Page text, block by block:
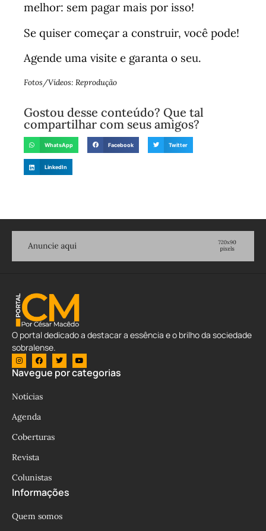
melhor: sem pagar mais por isso!
Se quiser começar a construir, você pode!
Agende uma visite e garanta o seu.
Fotos/Vídeos: Reprodução
Gostou desse conteúdo? Que tal
compartilhar com seus amigos?
WhatsApp Facebook Twitter
LinkedIn
O portal dedicado a destacar a essência e o brilho da sociedade
sobralense.
Navegue por categorias
Notícias
Agenda
Coberturas
Revista
Colunistas
Informações
Quem somos